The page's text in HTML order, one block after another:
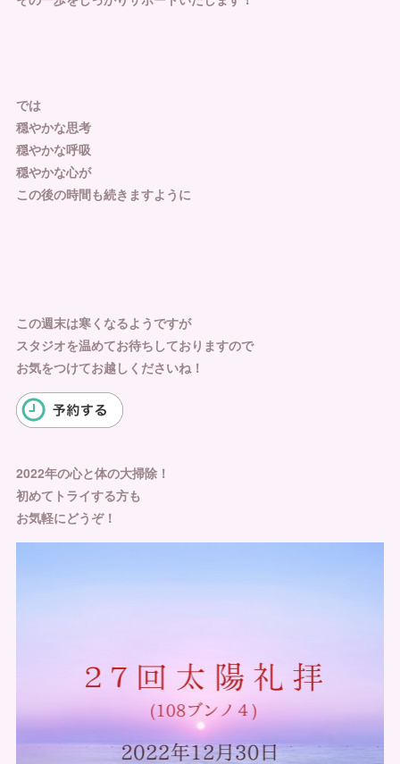
では
穏やかな思考
穏やかな呼吸
穏やかな心が
この後の時間も続きますように
この週末は寒くなるようですが
スタジオを温めてお待ちしておりますので
お気をつけてお越しくださいね！
2022年の心と体の大掃除！
初めてトライする方も
お気軽にどうぞ！